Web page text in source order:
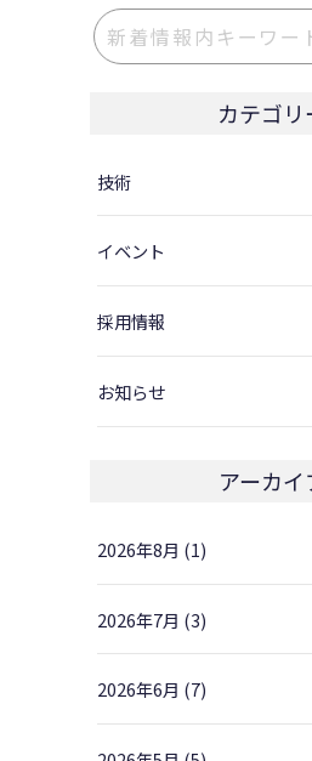
カテゴリ
技術
イベント
採用情報
お知らせ
アーカイ
2026年8月 (1)
2026年7月 (3)
2026年6月 (7)